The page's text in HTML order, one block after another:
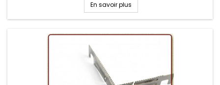
En savoir plus